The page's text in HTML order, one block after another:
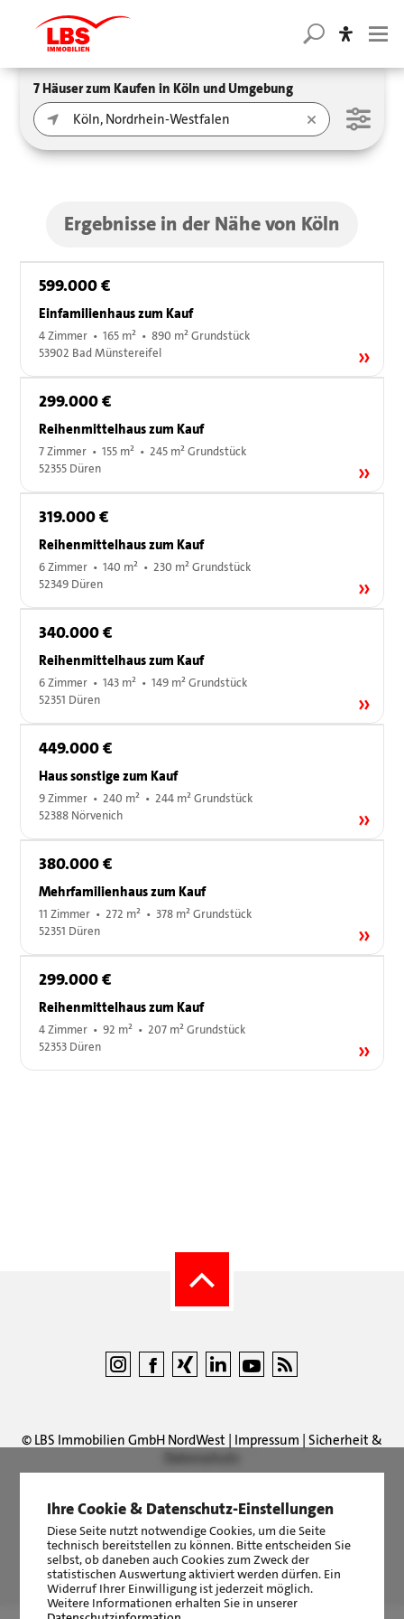
7 Häuser zum Kaufen in Köln und Umgebung
Ergebnisse in der Nähe von Köln
599.000 €
Einfamilienhaus zum Kauf
4 Zimmer • 165 m² • 890 m² Grundstück
53902 Bad Münstereifel
299.000 €
Reihenmittelhaus zum Kauf
7 Zimmer • 155 m² • 245 m² Grundstück
52355 Düren
319.000 €
Reihenmittelhaus zum Kauf
6 Zimmer • 140 m² • 230 m² Grundstück
52349 Düren
340.000 €
Reihenmittelhaus zum Kauf
6 Zimmer • 143 m² • 149 m² Grundstück
52351 Düren
449.000 €
Haus sonstige zum Kauf
9 Zimmer • 240 m² • 244 m² Grundstück
52388 Nörvenich
380.000 €
Mehrfamilienhaus zum Kauf
11 Zimmer • 272 m² • 378 m² Grundstück
52351 Düren
299.000 €
Reihenmittelhaus zum Kauf
4 Zimmer • 92 m² • 207 m² Grundstück
52353 Düren
© LBS Immobilien GmbH NordWest Impressum Sicherheit &
LBS Immobilien GmbH NordWesthat4,87von5Sternen
|2511Bewertungen auf ProvenExpert.com
Ihre Cookie & Datenschutz-Einstellungen
Diese Seite nutzt notwendige Cookies, um die Seite
technisch bereitstellen zu können. Bitte entscheiden Sie
selbst, ob daneben auch Cookies zum Zweck der
statistischen Auswertung aktiviert werden dürfen. Ein
Widerruf Ihrer Einwilligung ist jederzeit möglich.
Weitere Informationen erhalten Sie in unserer